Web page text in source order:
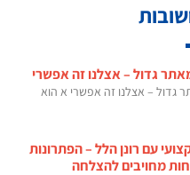
גדול – אצלנו זה אפשרי
גדול – אצלנו זה אפשרי א הוא
עם רונן הלל – הפתרונות
מחויבים להצלחה